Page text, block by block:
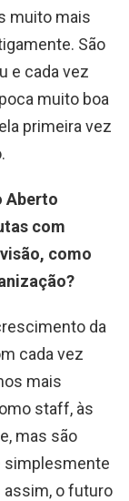
muito mais
São
e cada vez
muito boa
primeira vez
Aberto
com
como
da
cada vez
mais
staff, às
mas são
simplesmente
assim, o futuro